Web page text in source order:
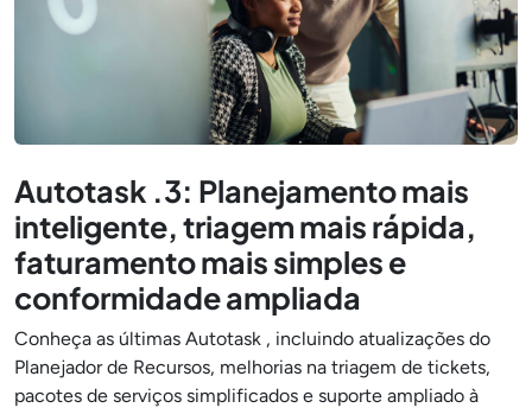
Autotask .3: Planejamento mais
inteligente, triagem mais rápida,
faturamento mais simples e
conformidade ampliada
Conheça as últimas Autotask , incluindo atualizações do
Planejador de Recursos, melhorias na triagem de tickets,
pacotes de serviços simplificados e suporte ampliado à